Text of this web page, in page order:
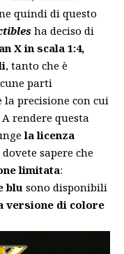
quindi di questo
ha deciso di
X in scala 1:4,
, tanto che è
parti
precisione con cui
rendere questa
la licenza
sapere che
limitata:
blu sono disponibili
versione di colore